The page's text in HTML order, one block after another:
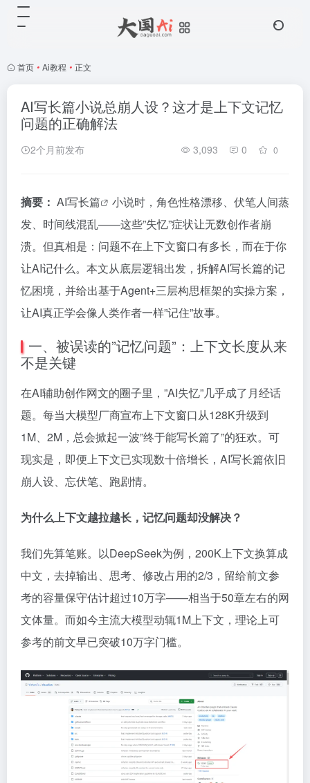
首页 • Ai教程 • 正文
AI写长篇小说总崩人设？这才是上下文记忆
问题的正确解法
2个月前发布 3,093 0 0
摘要： AI写长篇
小说时，角色性格漂移、伏笔人间蒸
发、时间线混乱——这些”失忆”症状让无数创作者崩
溃。但真相是：问题不在上下文窗口有多长，而在于你
让AI记什么。本文从底层逻辑出发，拆解AI写长篇的记
忆困境，并给出基于Agent+三层构思框架的实操方案，
让AI真正学会像人类作者一样”记住”故事。
一、被误读的”记忆问题”：上下文长度从来
不是关键
在AI辅助创作网文的圈子里，”AI失忆”几乎成了月经话
题。每当大模型厂商宣布上下文窗口从128K升级到
1M、2M，总会掀起一波”终于能写长篇了”的狂欢。可
现实是，即便上下文已实现数十倍增长，AI写长篇依旧
崩人设、忘伏笔、跑剧情。
为什么上下文越拉越长，记忆问题却没解决？
我们先算笔账。以DeepSeek为例，200K上下文换算成
中文，去掉输出、思考、修改占用的2/3，留给前文参
考的容量保守估计超过10万字——相当于50章左右的网
文体量。而如今主流大模型动辄1M上下文，理论上可
参考的前文早已突破10万字门槛。